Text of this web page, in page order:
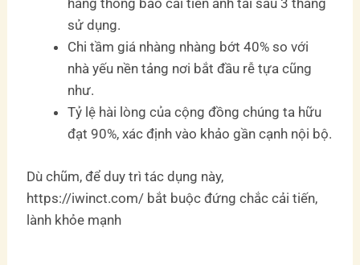
hàng thông báo cải tiến anh tài sau 3 tháng
sử dụng.
Chi tầm giá nhàng nhàng bớt 40% so với
nhà yếu nền tảng nơi bắt đầu rễ tựa cũng
như.
Tỷ lệ hài lòng của cộng đồng chúng ta hữu
đạt 90%, xác định vào khảo gần cạnh nội bộ.
Dù chũm, để duy trì tác dụng này,
https://iwinct.com/ bắt buộc đứng chắc cải tiến,
lành khỏe mạnh